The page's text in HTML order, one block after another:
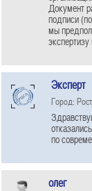
Документ
подписи
мы
Эксперт
Город:
по
олег